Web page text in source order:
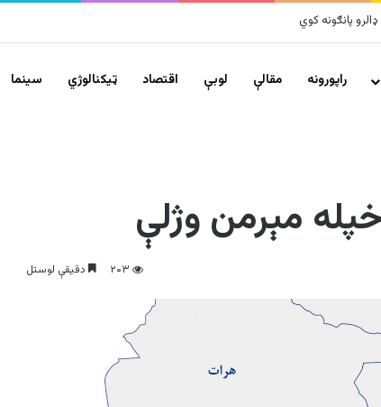
راپورونه مقالې لوبې اقتصاد ټیکنالوژي سينما
مېرمن وژلې
۲۰۳ دقیقې لوستل